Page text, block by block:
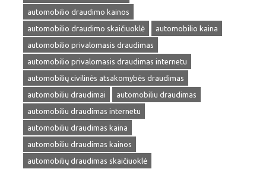
automobilio draudimo kainos
automobilio draudimo skaičiuoklė
automobilio kaina
automobilio privalomasis draudimas
automobilio privalomasis draudimas internetu
automobilių civilinės atsakomybės draudimas
automobiliu draudimai
automobiliu draudimas
automobiliu draudimas internetu
automobiliu draudimas kaina
automobiliu draudimas kainos
automobilių draudimas skaičiuoklė